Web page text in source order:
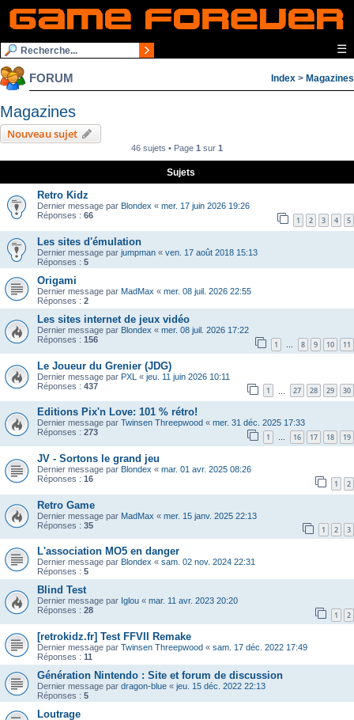
☰
FORUM Index > Magazines
Magazines
Nouveau sujet
46 sujets • Page 1 sur 1
Sujets
Retro Kidz
Dernier message par Blondex « mer. 17 juin 2026 19:26
Réponses : 66 1 2 3 4 5
Les sites d'émulation
Dernier message par jumpman « ven. 17 août 2018 15:13
Réponses : 5
Origami
Dernier message par MadMax « mer. 08 juil. 2026 22:55
Réponses : 2
Les sites internet de jeux vidéo
Dernier message par Blondex « mer. 08 juil. 2026 17:22
Réponses : 156 1 … 8 9 10 11
Le Joueur du Grenier (JDG)
Dernier message par PXL « jeu. 11 juin 2026 10:11
Réponses : 437 1 27 28 29 30
Editions Pix'n Love: 101 % rétro!
Dernier message par Twinsen Threepwood « mer. 31 déc. 2025 17:33
Réponses : 273 1 … 16 17 18 19
JV - Sortons le grand jeu
Dernier message par Blondex « mar. 01 avr. 2025 08:26
Réponses : 16 1 2
Retro Game
Dernier message par MadMax « mer. 15 janv. 2025 22:13
Réponses : 35 1 2 3
L'association MO5 en danger
Dernier message par Blondex « sam. 02 nov. 2024 22:31
Réponses : 5
Blind Test
Dernier message par Iglou « mar. 11 avr. 2023 20:20
Réponses : 28 1 2
[retrokidz.fr] Test FFVII Remake
Dernier message par Twinsen Threepwood « sam. 17 déc. 2022 17:49
Réponses : 11
Génération Nintendo : Site et forum de discussion
Dernier message par dragon-blue « jeu. 15 déc. 2022 22:13
Réponses : 5
Loutrage